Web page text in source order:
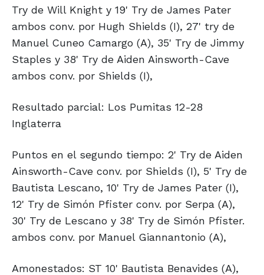
Try de Will Knight y 19' Try de James Pater
ambos conv. por Hugh Shields (I), 27' try de
Manuel Cuneo Camargo (A), 35' Try de Jimmy
Staples y 38' Try de Aiden Ainsworth-Cave
ambos conv. por Shields (I),
Resultado parcial: Los Pumitas 12-28
Inglaterra
Puntos en el segundo tiempo: 2' Try de Aiden
Ainsworth-Cave conv. por Shields (I), 5' Try de
Bautista Lescano, 10' Try de James Pater (I),
12' Try de Simón Pfister conv. por Serpa (A),
30' Try de Lescano y 38' Try de Simón Pfister.
ambos conv. por Manuel Giannantonio (A),
Amonestados: ST 10' Bautista Benavides (A),